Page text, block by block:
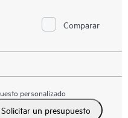
Comparar
personalizado
Solicitar un presupuesto